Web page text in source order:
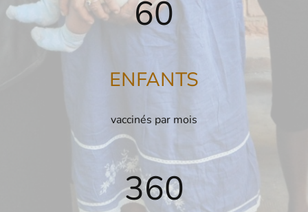
60
ENFANTS
vaccinés par mois
360